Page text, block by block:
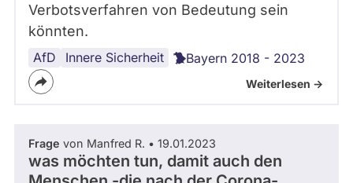
Verbotsverfahren von Bedeutung sein
könnten.
AfD Innere Sicherheit
Parteiverbot Bayern 2018 - 2023
Weiterlesen ->
Frage von Manfred R. • 19.01.2023
was möchten tun, damit auch den